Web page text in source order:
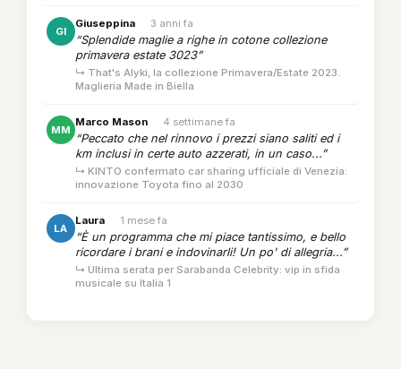
GI
Giuseppina · 3 anni fa
“Splendide maglie a righe in cotone collezione
primavera estate 3023”
↳ That's Alyki, la collezione Primavera/Estate 2023.
Maglieria Made in Biella
MM
Marco Mason · 4 settimane fa
“Peccato che nel rinnovo i prezzi siano saliti ed i
km inclusi in certe auto azzerati, in un caso...”
↳ KINTO confermato car sharing ufficiale di Venezia:
innovazione Toyota fino al 2030
LA
Laura · 1 mese fa
“È un programma che mi piace tantissimo, e bello
ricordare i brani e indovinarli! Un po' di allegria...”
↳ Ultima serata per Sarabanda Celebrity: vip in sfida
musicale su Italia 1